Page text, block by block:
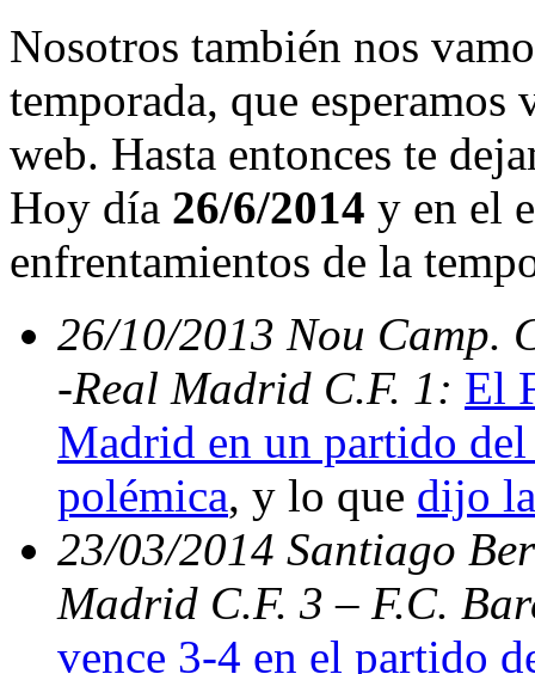
Nosotros también nos
temporada, que esperamos
web. Hasta entonces te
Hoy día 26/6/2014 y en el
enfrentamientos de la
26/10/2013 Nou Camp.
-Real Madrid C.F. 1: El
Madrid en un partido
polémica, y lo que dijo
23/03/2014 Santiago
Madrid C.F. 3 – F.C.
vence 3-4 en el partido